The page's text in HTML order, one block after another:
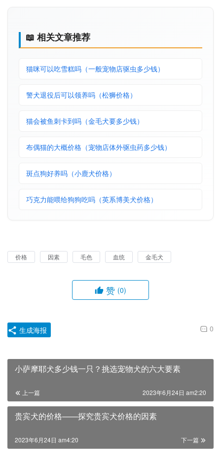
📖 相关文章推荐
猫咪可以吃雪糕吗（一般宠物店驱虫多少钱）
警犬退役后可以领养吗（松狮价格）
猫会被鱼刺卡到吗（金毛犬要多少钱）
布偶猫的大概价格（宠物店体外驱虫药多少钱）
斑点狗好养吗（小鹿犬价格）
巧克力能喂给狗狗吃吗（英系博美犬价格）
价格 因素 毛色 血统 金毛犬
赞 (0)
0
生成海报
小萨摩耶犬多少钱一只？挑选宠物犬的六大要素
上一篇 2023年6月24日 am2:20
贵宾犬的价格——探究贵宾犬价格的因素
下一篇
2023年6月24日 am4:20